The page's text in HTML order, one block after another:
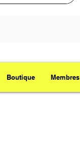
Boutique Membres